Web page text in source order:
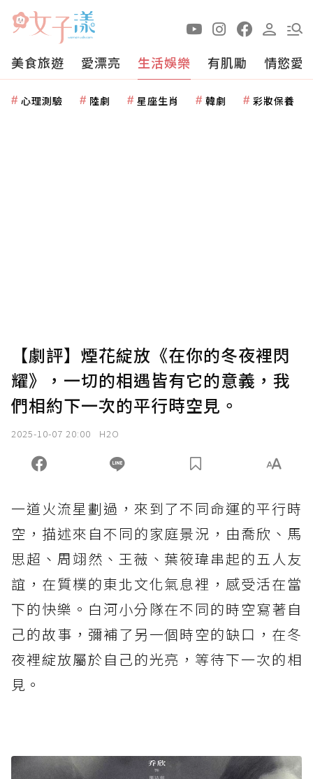
美食旅遊 愛漂亮 生活娛樂 有肌勵 情慾愛
心理測驗 陸劇 星座生肖 韓劇 彩妝保養
【劇評】煙花綻放《在你的冬夜裡閃
耀》，一切的相遇皆有它的意義，我
們相約下一次的平行時空見。
2025-10-07 20:00 H2O
一道火流星劃過，來到了不同命運的平行時
空，描述來自不同的家庭景況，由喬欣、馬
思超、周翊然、王薇、葉筱瑋串起的五人友
誼，在質樸的東北文化氣息裡，感受活在當
下的快樂。白河小分隊在不同的時空寫著自
己的故事，彌補了另一個時空的缺口，在冬
夜裡綻放屬於自己的光亮，等待下一次的相
見。